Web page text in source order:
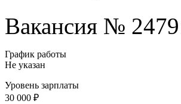
Вакансия №
График работы
Не указан
Уровень зарплаты
30 000 ₽